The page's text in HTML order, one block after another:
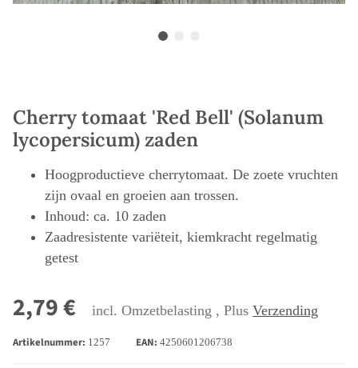
Cherry tomaat 'Red Bell' (Solanum
lycopersicum) zaden
Hoogproductieve cherrytomaat. De zoete vruchten
zijn ovaal en groeien aan trossen.
Inhoud: ca. 10 zaden
Zaadresistente variëteit, kiemkracht regelmatig
getest
2,79 € incl. Omzetbelasting , Plus Verzending
Artikelnummer: 1257 EAN: 4250601206738